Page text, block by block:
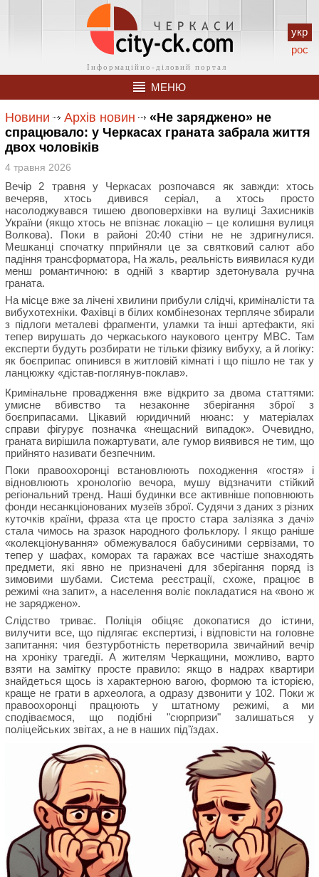
укр
рос
МЕНЮ
Новини Архів новин
«Не заряджено» не
спрацювало: у Черкасах граната забрала життя
двох чоловіків
4 травня 2026
Вечір 2 травня у Черкасах розпочався як завжди: хтось
вечеряв, хтось дивився серіал, а хтось просто
насолоджувався тишею двоповерхівки на вулиці Захисників
України (якщо хтось не впізнає локацію – це колишня вулиця
Волкова). Поки в районі 20:40 стіни не не здригнулися.
Мешканці спочатку пприйняли це за святковий салют або
падіння трансформатора, На жаль, реальність виявилася куди
менш романтичною: в одній з квартир здетонувала ручна
граната.
На місце вже за лічені хвилини прибули слідчі, криміналісти та
вибухотехніки. Фахівці в білих комбінезонах терпляче збирали
з підлоги металеві фрагменти, уламки та інші артефакти, які
тепер вирушать до черкаського наукового центру МВС. Там
експерти будуть розбирати не тільки фізику вибуху, а й логіку:
як боєприпас опинився в житловій кімнаті і що пішло не так у
ланцюжку «дістав-поглянув-поклав».
Кримінальне провадження вже відкрито за двома статтями:
умисне вбивство та незаконне зберігання зброї з
боєприпасами. Цікавий юридичний нюанс: у матеріалах
справи фігурує позначка «нещасний випадок». Очевидно,
граната вирішила пожартувати, але гумор виявився не тим, що
прийнято називати безпечним.
Поки правоохоронці встановлюють походження «гостя» і
відновлюють хронологію вечора, мушу відзначити стійкий
регіональний тренд. Наші будинки все активніше поповнюють
фонди несанкціонованих музеїв зброї. Судячи з даних з різних
куточків країни, фраза «та це просто стара залізяка з дачі»
стала чимось на зразок народного фольклору. І якщо раніше
«колекціонування» обмежувалося бабусиними сервізами, то
тепер у шафах, коморах та гаражах все частіше знаходять
предмети, які явно не призначені для зберігання поряд із
зимовими шубами. Система реєстрації, схоже, працює в
режимі «на запит», а населення воліє покладатися на «воно ж
не заряджено».
Слідство триває. Поліція обіцяє докопатися до істини,
вилучити все, що підлягає експертизі, і відповісти на головне
запитання: чия безтурботність перетворила звичайний вечір
на хроніку трагедії. А жителям Черкащини, можливо, варто
взяти на замітку просте правило: якщо в надрах квартири
знайдеться щось із характерною вагою, формою та історією,
краще не грати в археолога, а одразу дзвонити у 102. Поки ж
правоохоронці працюють у штатному режимі, а ми
сподіваємося, що подібні "сюрпризи" залишаться у
поліцейських звітах, а не в наших під'їздах.